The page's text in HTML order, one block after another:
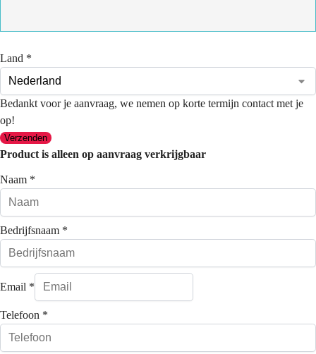
Land *
Bedankt voor je aanvraag, we nemen op korte termijn contact met je
op!
Verzenden
Product is alleen op aanvraag verkrijgbaar
Naam *
Bedrijfsnaam *
Email *
Telefoon *